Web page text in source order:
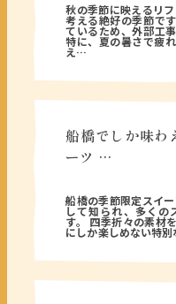
秋の季節に映えるリ
考える絶好の季節で
ているため、外部工
特に、夏の暑さで疲
え…
船橋でしか味わ
ーツ …
船橋の季節限定スイ
して知られ、多くの
す。 四季折々の素材
にしか楽しめない特